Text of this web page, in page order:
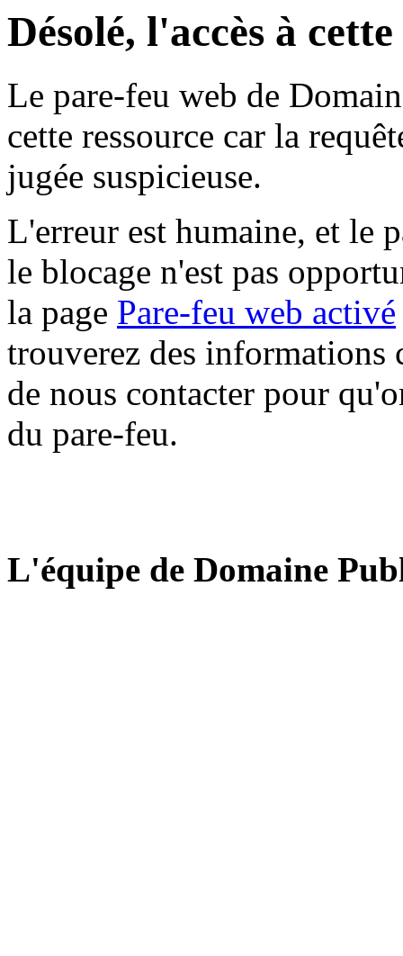
Désolé, l'accès à
Le pare-feu web de
cette ressource car la
jugée suspicieuse.
L'erreur est humaine, et le
le blocage n'est pas
la page Pare-feu web activé
trouverez des informations
de nous contacter pour
du pare-feu.
L'équipe de Domaine